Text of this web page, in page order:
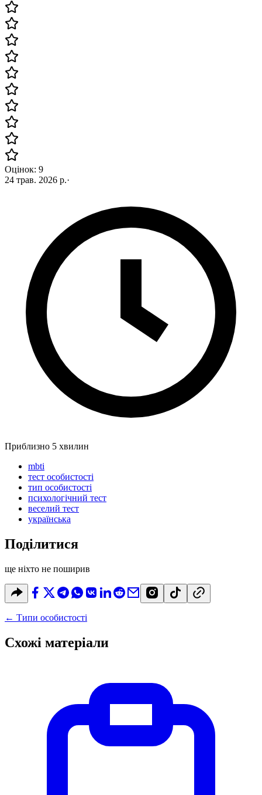
Оцінок: 9
24 трав. 2026 р.·
Приблизно 5 хвилин
mbti
тест особистості
тип особистості
психологічний тест
веселий тест
українська
Поділитися
ще ніхто не поширив
← Типи особистості
Схожі матеріали